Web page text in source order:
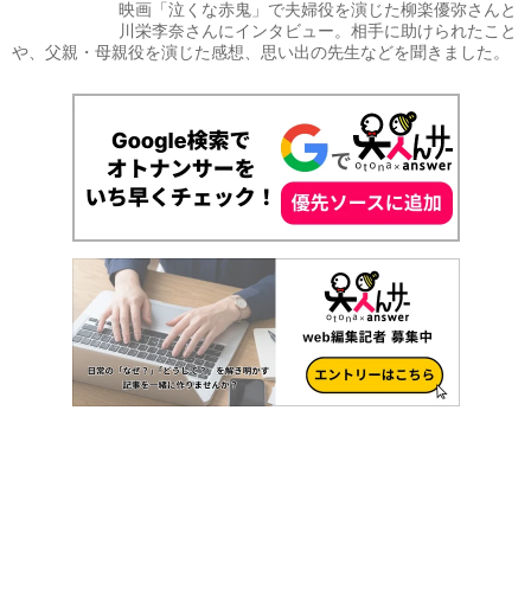
映画「泣くな赤鬼」で夫婦役を演じた柳楽優弥さんと
川栄李奈さんにインタビュー。相手に助けられたこと
や、父親・母親役を演じた感想、思い出の先生などを聞きました。